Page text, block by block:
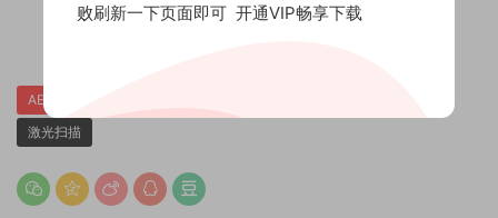
赏
AE模板下载
激光扫描
败刷新一下页面即可 开通VIP畅享下载